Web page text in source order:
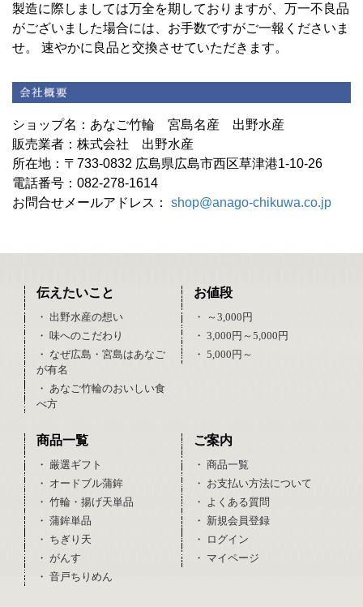
製造に際しましては万全を期しておりますが、万一不良品
がございました場合には、お手数ですがご一報くださいま
せ。 速やかに良品と交換させていただきます。
ショップ名：あなご竹輪 宮島名産 出野水産
販売業者：株式会社 出野水産
所在地：〒733-0832 広島県広島市西区草津港1-10-26
電話番号：082-278-1614
お問合せメールアドレス： shop@anago-chikuwa.co.jp
伝えたいこと
・ 出野水産の想い
・ 味へのこだわり
・ なぜ広島・宮島はあなご
が有名
・ あなご竹輪のおいしい食
べ方
お値段
・ ～3,000円
・ 3,000円～5,000円
・ 5,000円～
商品一覧
・ 厳選ギフト
・ オードブル蒲鉾
・ 竹輪・揚げ天単品
・ 蒲鉾単品
・ ちぎり天
・ がんす
・ 音戸ちりめん
ご案内
・ 商品一覧
・ お支払い方法について
・ よくある質問
・ 新規会員登録
・ ログイン
・ マイページ